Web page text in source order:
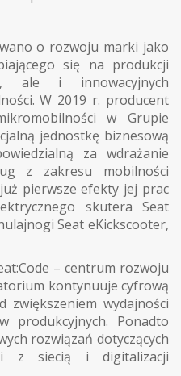
o rozwoju marki jako
się na produkcji
ale i innowacyjnych
W 2019 r. producent
w Grupie
jednostkę biznesową
za wdrażanie
z zakresu mobilności
pierwsze efekty jej prac
skutera Seat
Seat eKickscooter,
– centrum rozwoju
kontynuuje cyfrową
wydajności
produkcyjnych. Ponadto
rozwiązań dotyczących
z siecią i digitalizacji